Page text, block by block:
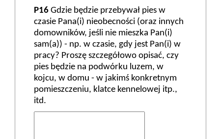
P16 Gdzie będzie przebywał pies w
czasie Pana(i) nieobecności (oraz innych
domowników, jeśli nie mieszka Pan(i)
sam(a)) - np. w czasie, gdy jest Pan(i) w
pracy? Proszę szczegółowo opisać, czy
pies będzie na podwórku luzem, w
kojcu, w domu - w jakimś konkretnym
pomieszczeniu, klatce kennelowej itp.,
itd.